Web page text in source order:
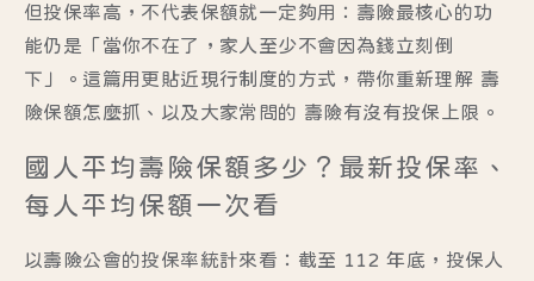
但投保率高，不代表保額就一定夠用：壽險最核心的功
能仍是「當你不在了，家人至少不會因為錢立刻倒
下」。這篇用更貼近現行制度的方式，帶你重新理解 壽
險保額怎麼抓 、以及大家常問的 壽險有沒有投保上限 。
國人平均壽險保額多少？最新投保率、
每人平均保額一次看
以壽險公會的投保率統計來看：截至 112 年底，投保人